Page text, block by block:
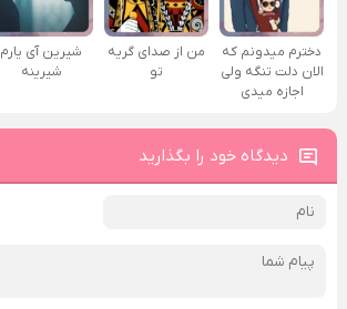
دخترم میدونم که
الان دلت تنگه ولی
اجازه میدی
من از صدای گريه
تو
شیرین آی یارم
شیرینه
دیدگاه خود را بگذارید